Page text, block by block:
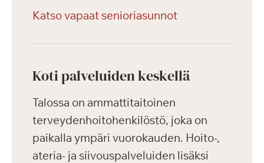
Katso vapaat senioriasunnot
Koti palveluiden keskellä
Talossa on ammattitaitoinen
terveydenhoitohenkilöstö, joka on
paikalla ympäri vuorokauden. Hoito-,
ateria- ja siivouspalveluiden lisäksi